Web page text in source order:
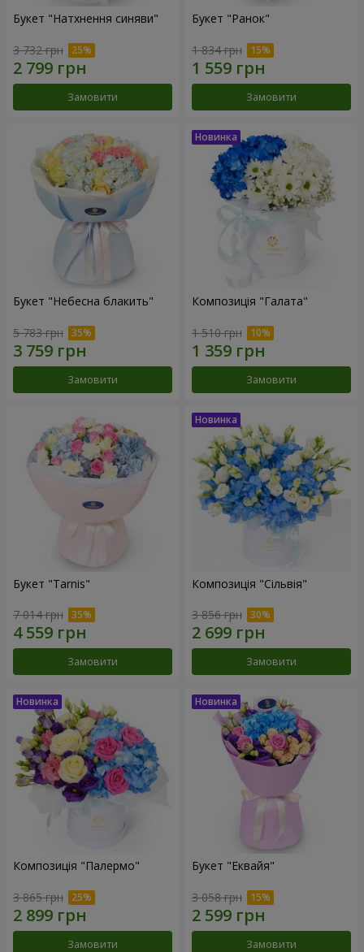
Букет "Натхнення синяви"
3 732 грн
Замовити
Букет "Ранок"
1 834 грн
Замовити
Букет "Небесна блакить"
5 783 грн
Замовити
Композиція "Галата"
1 510 грн
Замовити
Букет "Tarnis"
7 014 грн
Замовити
Композиція "Сільвія"
3 856 грн
Замовити
Композиція "Палермо"
3 865 грн
Замовити
Букет "Еквайя"
3 058 грн
Замовити